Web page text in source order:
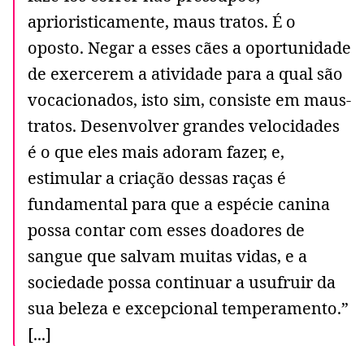
aprioristicamente, maus tratos. É o
oposto. Negar a esses cães a oportunidade
de exercerem a atividade para a qual são
vocacionados, isto sim, consiste em maus-
tratos. Desenvolver grandes velocidades
é o que eles mais adoram fazer, e,
estimular a criação dessas raças é
fundamental para que a espécie canina
possa contar com esses doadores de
sangue que salvam muitas vidas, e a
sociedade possa continuar a usufruir da
sua beleza e excepcional temperamento.”
[...]